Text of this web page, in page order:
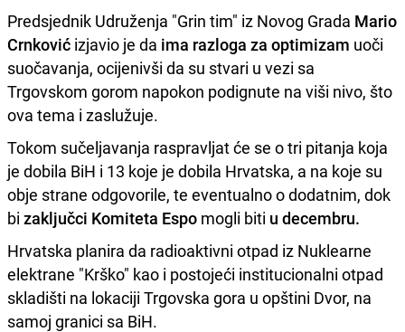
Predsjednik Udruženja "Grin tim" iz Novog Grada Mario
Crnković izjavio je da ima razloga za optimizam uoči
suočavanja, ocijenivši da su stvari u vezi sa
Trgovskom gorom napokon podignute na viši nivo, što
ova tema i zaslužuje.
Tokom sučeljavanja raspravljat će se o tri pitanja koja
je dobila BiH i 13 koje je dobila Hrvatska, a na koje su
obje strane odgovorile, te eventualno o dodatnim, dok
bi zaključci Komiteta Espo mogli biti u decembru.
Hrvatska planira da radioaktivni otpad iz Nuklearne
elektrane "Krško" kao i postojeći institucionalni otpad
skladišti na lokaciji Trgovska gora u opštini Dvor, na
samoj granici sa BiH.